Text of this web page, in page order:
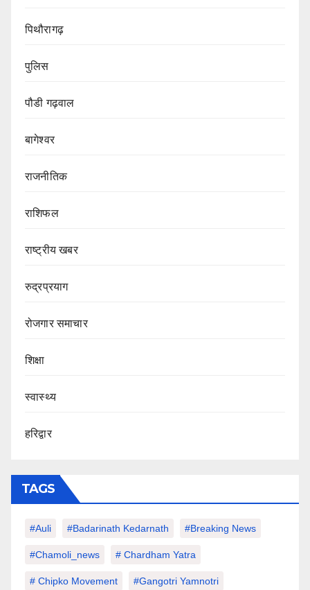
पिथौरागढ़
पुलिस
पौडी गढ़वाल
बागेश्वर
राजनीतिक
राशिफल
राष्ट्रीय खबर
रुद्रप्रयाग
रोजगार समाचार
शिक्षा
स्वास्थ्य
हरिद्वार
TAGS
#auli #Badarinath Kedarnath #Breaking News
#chamoli_news # Chardham Yatra
# Chipko Movement #Gangotri Yamnotri